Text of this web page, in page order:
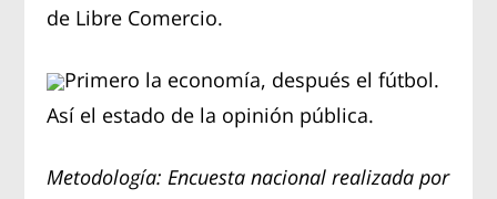
de Libre Comercio.
Primero la economía, después el fútbol.
Así el estado de la opinión pública.
Metodología: Encuesta nacional realizada por